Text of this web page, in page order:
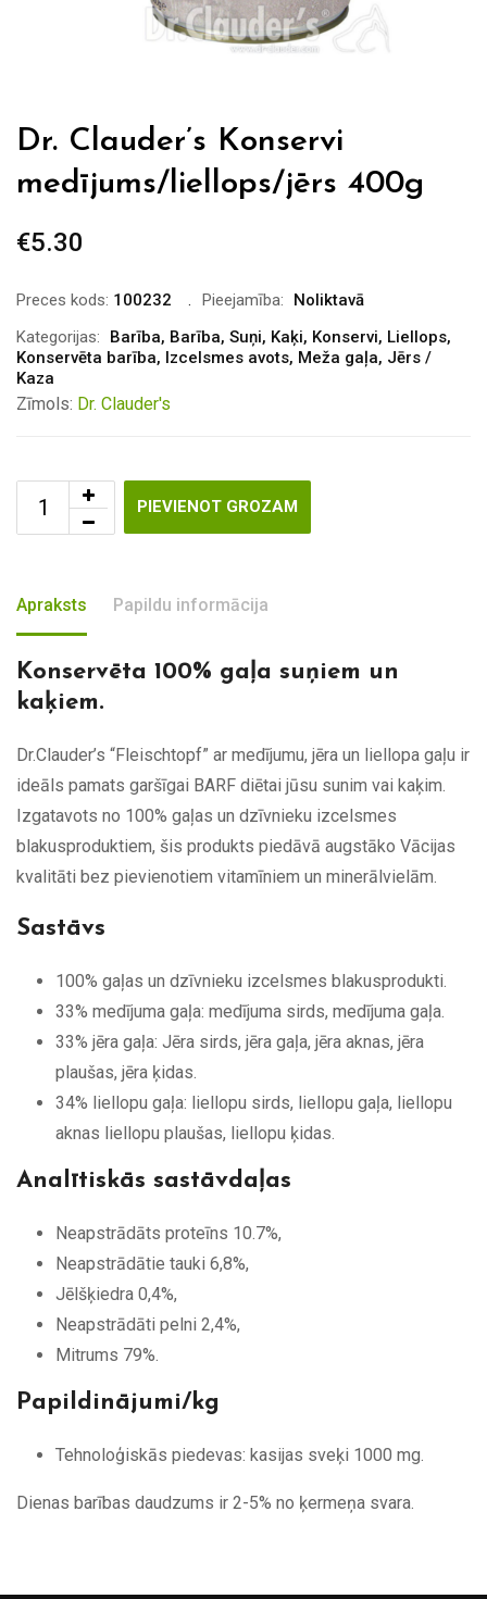
Dr. Clauder’s Konservi
medījums/liellops/jērs 400g
€5.30
Preces kods: 100232 Pieejamība:
Noliktavā
Kategorijas:
Barība, Barība, Suņi, Kaķi, Konservi, Liellops,
Konservēta barība, Izcelsmes avots, Meža gaļa, Jērs /
Kaza
Zīmols: Dr. Clauder's
PIEVIENOT GROZAM
Apraksts Papildu informācija
Konservēta 100% gaļa suņiem un
kaķiem.
Dr.Clauder’s “Fleischtopf” ar medījumu, jēra un liellopa gaļu ir
ideāls pamats garšīgai BARF diētai jūsu sunim vai kaķim.
Izgatavots no 100% gaļas un dzīvnieku izcelsmes
blakusproduktiem, šis produkts piedāvā augstāko Vācijas
kvalitāti bez pievienotiem vitamīniem un minerālvielām.
Sastāvs
100% gaļas un dzīvnieku izcelsmes blakusprodukti.
33% medījuma gaļa: medījuma sirds, medījuma gaļa.
33% jēra gaļa: Jēra sirds, jēra gaļa, jēra aknas, jēra
plaušas, jēra ķidas.
34% liellopu gaļa: liellopu sirds, liellopu gaļa, liellopu
aknas liellopu plaušas, liellopu ķidas.
Analītiskās sastāvdaļas
Neapstrādāts proteīns 10.7%,
Neapstrādātie tauki 6,8%,
Jēlšķiedra 0,4%,
Neapstrādāti pelni 2,4%,
Mitrums 79%.
Papildinājumi/kg
Tehnoloģiskās piedevas: kasijas sveķi 1000 mg.
Dienas barības daudzums ir 2-5% no ķermeņa svara.